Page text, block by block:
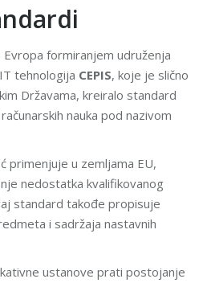
Evropa formiranjem udruženja
tehnologija CEPIS, koje je slično
Državama, kreiralo standard
nauka pod nazivom
primenjuje u zemljama EU,
nedostatka kvalifikovanog
standard takođe propisuje
i sadržaja nastavnih
ustanove prati postojanje